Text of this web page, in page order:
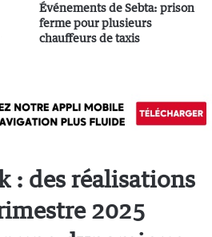
Événements de Sebta: prison
ferme pour plusieurs
chauffeurs de taxis